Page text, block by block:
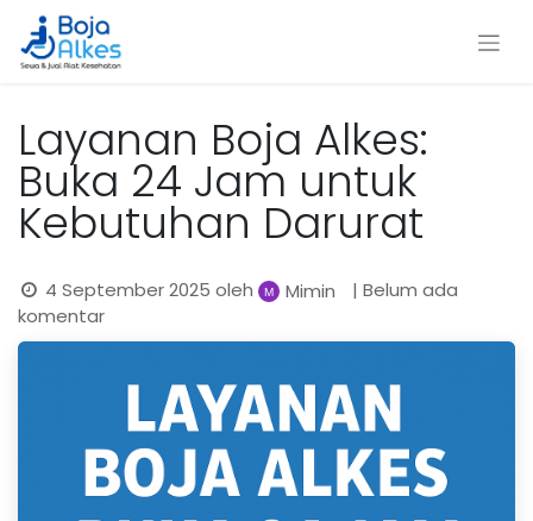
Layanan Boja Alkes:
Buka 24 Jam untuk
Kebutuhan Darurat
4 September 2025 oleh Mimin
| Belum ada
komentar